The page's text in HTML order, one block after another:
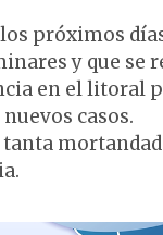
los próximos
y que se
en el litoral
casos.